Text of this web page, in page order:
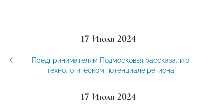
17 Июля 2024
Предпринимателям Подмосковья рассказали о
технологическом потенциале региона
17 Июля 2024